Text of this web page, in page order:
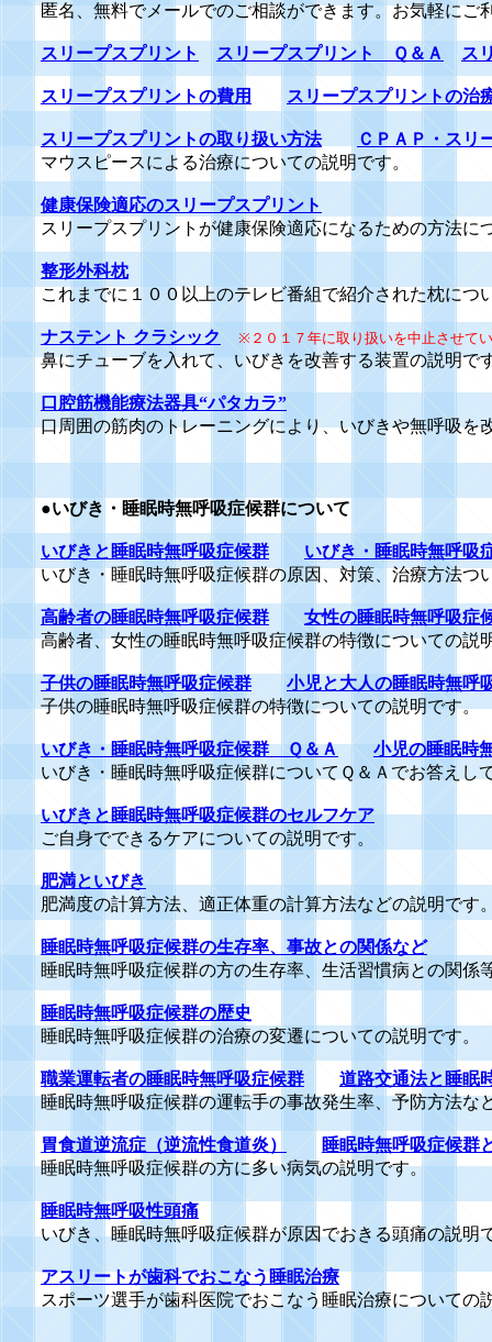
匿名、無料でメールでのご相談ができます。お気軽にご
スリープスプリント スリープスプリント Ｑ＆Ａ ス
スリープスプリントの費用 スリープスプリントの治
スリープスプリントの取り扱い方法
ＣＰＡＰ・スリ
マウスピースによる治療についての説明です。
健康保険適応のスリープスプリント
スリープスプリントが健康保険適応になるための方法に
整形外科枕
これまでに１００以上のテレビ番組で紹介された枕につ
ナステント クラシック ※２０１７年に取り扱いを中止させて
鼻にチューブを入れて、いびきを改善する装置の説明で
口腔筋機能療法器具“パタカラ”
口周囲の筋肉のトレーニングにより、いびきや無呼吸を
●いびき・睡眠時無呼吸症候群について
いびきと睡眠時無呼吸症候群
いびき・睡眠時無呼吸
いびき・睡眠時無呼吸症候群の原因、対策、治療方法つ
高齢者の睡眠時無呼吸症候群
女性の睡眠時無呼吸症
高齢者、女性の睡眠時無呼吸症候群の特徴についての説
子供の睡眠時無呼吸症候群
小児と大人の睡眠時無呼
子供の睡眠時無呼吸症候群の特徴についての説明です。
いびき・睡眠時無呼吸症候群 Ｑ＆Ａ
小児の睡眠時
いびき・睡眠時無呼吸症候群についてＱ＆Ａでお答えし
いびきと睡眠時無呼吸症候群のセルフケア
ご自身でできるケアについての説明です。
肥満といびき
肥満度の計算方法、適正体重の計算方法などの説明です
睡眠時無呼吸症候群の生存率、事故との関係など
睡眠時無呼吸症候群の方の生存率、生活習慣病との関係
睡眠時無呼吸症候群の歴史
睡眠時無呼吸症候群の治療の変遷についての説明です。
職業運転者の睡眠時無呼吸症候群
道路交通法と睡眠
睡眠時無呼吸症候群の運転手の事故発生率、予防方法な
胃食道逆流症（逆流性食道炎）
睡眠時無呼吸症候群
睡眠時無呼吸症候群の方に多い病気の説明です。
睡眠時無呼吸性頭痛
いびき、睡眠時無呼吸症候群が原因でおきる頭痛の説明
アスリートが歯科でおこなう睡眠治療
スポーツ選手が歯科医院でおこなう睡眠治療についての